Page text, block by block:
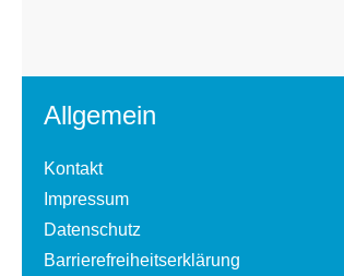
Allgemein
Kontakt
Impressum
Datenschutz
Barrierefreiheitserklärung